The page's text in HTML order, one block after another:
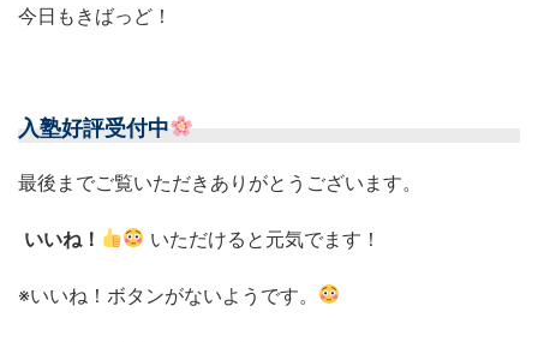
今日もきばっど！
入塾好評受付中
最後までご覧いただきありがとうございます。
いいね！ いただけると元気でます！
※いいね！ボタンがないようです。